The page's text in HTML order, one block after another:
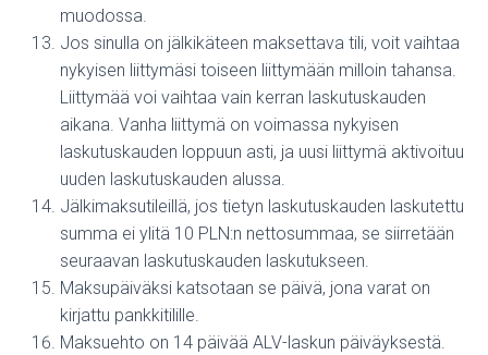
muodossa.
Jos sinulla on jälkikäteen maksettava tili, voit vaihtaa
nykyisen liittymäsi toiseen liittymään milloin tahansa.
Liittymää voi vaihtaa vain kerran laskutuskauden
aikana. Vanha liittymä on voimassa nykyisen
laskutuskauden loppuun asti, ja uusi liittymä aktivoituu
uuden laskutuskauden alussa.
Jälkimaksutileillä, jos tietyn laskutuskauden laskutettu
summa ei ylitä 10 PLN:n nettosummaa, se siirretään
seuraavan laskutuskauden laskutukseen.
Maksupäiväksi katsotaan se päivä, jona varat on
kirjattu pankkitilille.
Maksuehto on 14 päivää ALV-laskun päiväyksestä.